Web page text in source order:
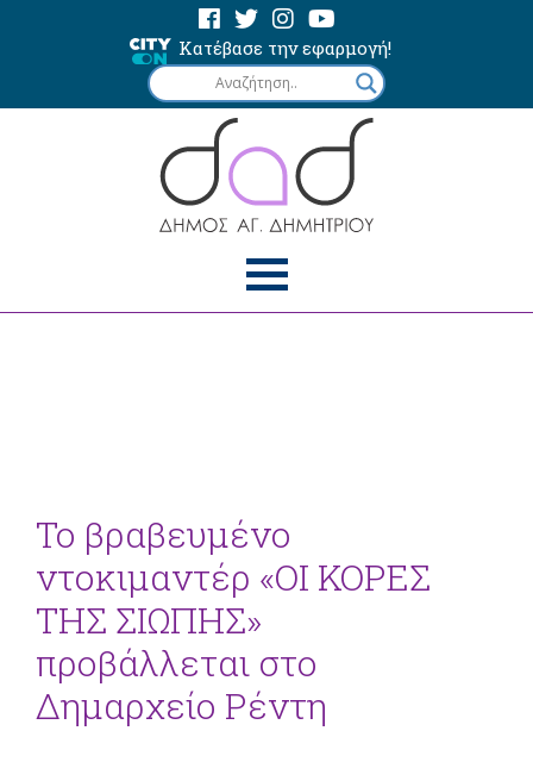
Κατέβασε την εφαρμογή!
Το βραβευμένο
ντοκιμαντέρ «ΟΙ ΚΟΡΕΣ
ΤΗΣ ΣΙΩΠΗΣ»
προβάλλεται στο
Δημαρχείο Ρέντη